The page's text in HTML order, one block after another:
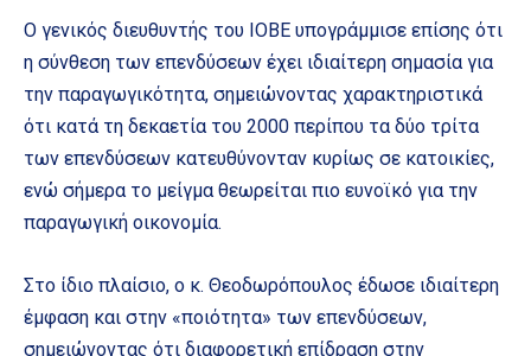
Ο γενικός διευθυντής του ΙΟΒΕ υπογράμμισε επίσης ότι
η σύνθεση των επενδύσεων έχει ιδιαίτερη σημασία για
την παραγωγικότητα, σημειώνοντας χαρακτηριστικά
ότι κατά τη δεκαετία του 2000 περίπου τα δύο τρίτα
των επενδύσεων κατευθύνονταν κυρίως σε κατοικίες,
ενώ σήμερα το μείγμα θεωρείται πιο ευνοϊκό για την
παραγωγική οικονομία.
Στο ίδιο πλαίσιο, ο κ. Θεοδωρόπουλος έδωσε ιδιαίτερη
έμφαση και στην «ποιότητα» των επενδύσεων,
σημειώνοντας ότι διαφορετική επίδραση στην